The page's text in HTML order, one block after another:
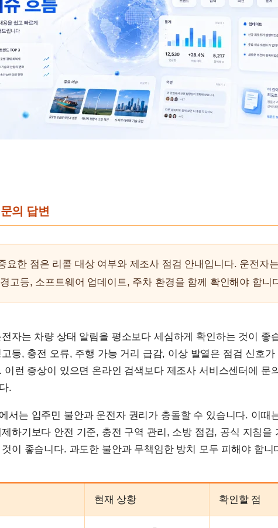
의 답변
요한 점은 리콜 대상 여부와 제조사 점검 안내입니다. 운전자
고등, 소프트웨어 업데이트, 주차 환경을 함께 확인해야 합니
자는 차량 상태 알림을 평소보다 세심하게 확인하는 것이 좋
등, 충전 오류, 주행 가능 거리 급감, 이상 발열은 점검 신호가
이런 증상이 있으면 온라인 검색보다 제조사 서비스센터에 문
.
서는 입주민 불안과 운전자 권리가 충돌할 수 있습니다. 이때
하기보다 안전 기준, 충전 구역 관리, 소방 점검, 공식 지침을
이 좋습니다. 과도한 불안과 무책임한 방치 모두 피해야 합니
현재 상황 확인할 점